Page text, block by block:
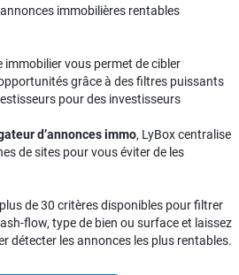
immobilières rentables
immobilier vous permet de cibler
grâce à des filtres puissants
pour des investisseurs
d’annonces immo, LyBox centralise
de sites pour vous éviter de les
de 30 critères disponibles pour filtrer
flow, type de bien ou surface et laissez
détecter les annonces les plus rentables.